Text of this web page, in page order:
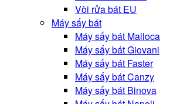
Vòi rửa bát EU
Máy sấy bát
Máy sấy bát Malloca
Máy sấy bát Giovani
Máy sấy bát Faster
Máy sấy bát Canzy
Máy sấy bát Binova